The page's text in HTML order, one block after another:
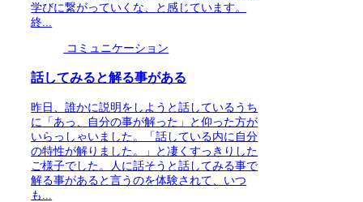
学びに繋がっていくな、と感じています。
終...
コミュニケーション
話してみると解る事がある
昨日、誰かに説明をしようと話しているうち
に「あっ、自分の事が解った」と仰った方が
いらっしゃいました。「話している内に自分
の特性が解りました。」と凄くすっきりした
ご様子でした。人に話そうと話してみる事で
解る事があると言うのを体験されて、いつ
も...